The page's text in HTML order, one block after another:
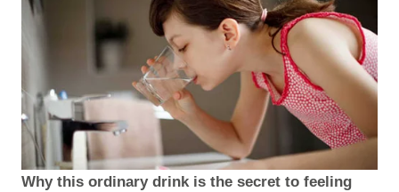
Why this ordinary drink is the secret to feeling